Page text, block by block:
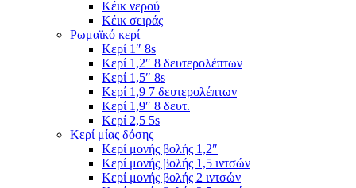
Κέικ νερού
Κέικ σειράς
Ρωμαϊκό κερί
Κερί 1″ 8s
Κερί 1,2″ 8 δευτερολέπτων
Κερί 1,5″ 8s
Κερί 1,9 7 δευτερολέπτων
Κερί 1,9″ 8 δευτ.
Κερί 2,5 5s
Κερί μίας δόσης
Κερί μονής βολής 1,2″
Κερί μονής βολής 1,5 ιντσών
Κερί μονής βολής 2 ιντσών